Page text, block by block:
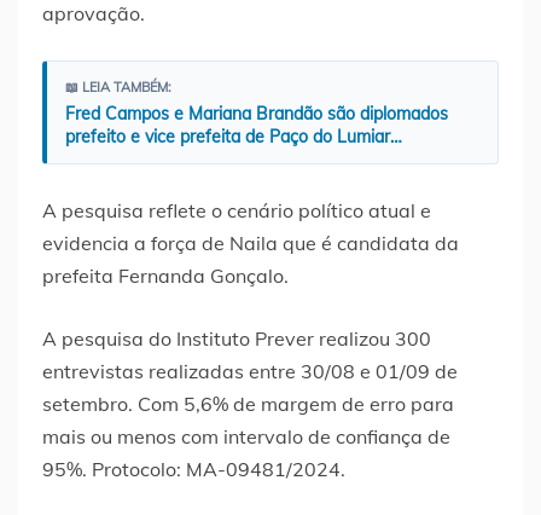
aprovação.
📖 LEIA TAMBÉM:
Fred Campos e Mariana Brandão são diplomados
prefeito e vice prefeita de Paço do Lumiar…
A pesquisa reflete o cenário político atual e
evidencia a força de Naila que é candidata da
prefeita Fernanda Gonçalo.
A pesquisa do Instituto Prever realizou 300
entrevistas realizadas entre 30/08 e 01/09 de
setembro. Com 5,6% de margem de erro para
mais ou menos com intervalo de confiança de
95%. Protocolo: MA-09481/2024.